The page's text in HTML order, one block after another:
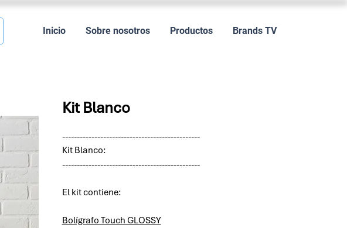
Inicio Sobre nosotros Productos Brands TV
Kit Blanco
-----------------------------------------------
Kit Blanco:
-----------------------------------------------
El kit contiene:
Bolígrafo Touch GLOSSY